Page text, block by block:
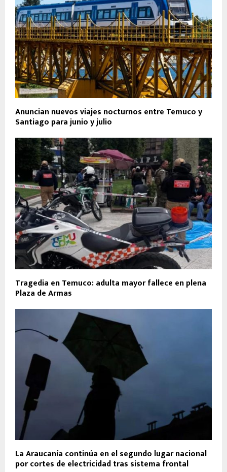
Anuncian nuevos viajes nocturnos entre Temuco y
Santiago para junio y julio
Tragedia en Temuco: adulta mayor fallece en plena
Plaza de Armas
La Araucanía continúa en el segundo lugar nacional
por cortes de electricidad tras sistema frontal